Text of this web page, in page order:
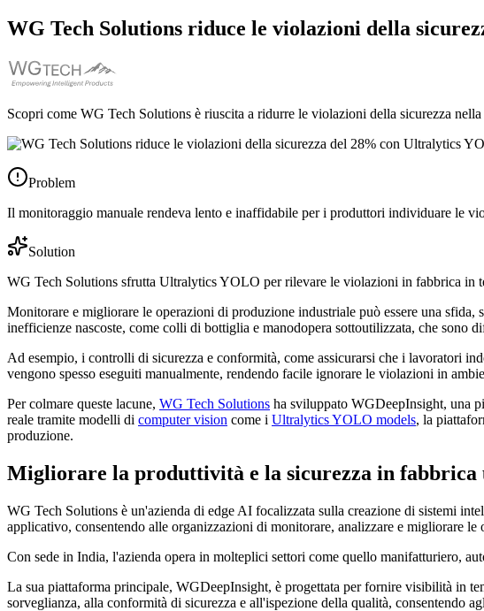
WG Tech Solutions riduce le violazioni della
Scopri come WG Tech Solutions è riuscita a ridurre le violazioni della sicurezza
Problem
Il monitoraggio manuale rendeva lento e inaffidabile per i produttori individuare le
Solution
WG Tech Solutions sfrutta Ultralytics YOLO per rilevare le violazioni in fabbrica in
Monitorare e migliorare le operazioni di produzione industriale può essere una
inefficienze nascoste, come colli di bottiglia e manodopera sottoutilizzata, che sono
Ad esempio, i controlli di sicurezza e conformità, come assicurarsi che i lavoratori
vengono spesso eseguiti manualmente, rendendo facile ignorare le violazioni in
Per colmare queste lacune, WG Tech Solutions ha sviluppato WGDeepInsight, una
reale tramite modelli di computer vision come i Ultralytics YOLO models, la
produzione.
Migliorare la produttività e la sicurezza in
WG Tech Solutions è un'azienda di edge AI focalizzata sulla creazione di sistemi
applicativo, consentendo alle organizzazioni di monitorare, analizzare e migliorare le
Con sede in India, l'azienda opera in molteplici settori come quello manifatturiero,
La sua piattaforma principale, WGDeepInsight, è progettata per fornire visibilità in
sorveglianza, alla conformità di sicurezza e all'ispezione della qualità, consentendo